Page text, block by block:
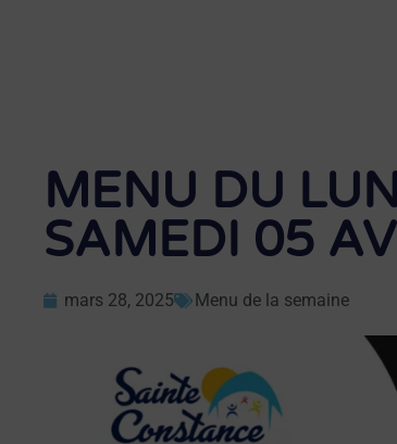
MENU DU
SAMEDI 05
mars 28, 2025 Menu de la semaine